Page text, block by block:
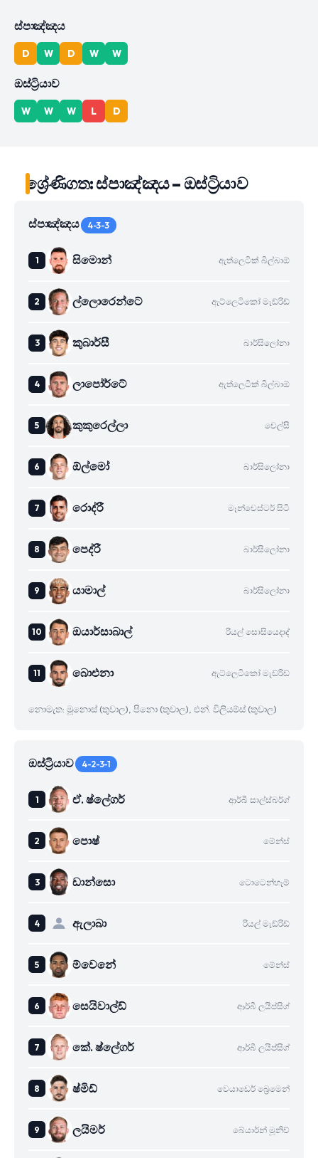
ස්පාඤ්ඤය
D W D W W
ඔස්ට්‍රියාව
W W W L D
ශ්‍රේණිගත: ස්පාඤ්ඤය – ඔස්ට්‍රියාව
ස්පාඤ්ඤය 4-3-3
සිමොන් ඇත්ලෙටික් බිල්බාඕ
ල්ලොරෙන්ටේ ඇට්ලෙටිකෝ මැඩ්රිඩ්
කුබාර්සී බාර්සිලෝනා
ලාපෝර්ටේ ඇත්ලෙටික් බිල්බාඕ
කුකුරෙල්ලා චෙල්සි
ඕල්මෝ බාර්සිලෝනා
රොද්රී මෑන්චෙස්ටර් සිටි
පෙද්රී බාර්සිලෝනා
යාමාල් බාර්සිලෝනා
ඔයාර්සාබාල් රියල් සොසියෙදාද්
බාෙඑනා ඇට්ලෙටිකෝ මැඩ්රිඩ්
නොමැත: මූනොස් (තුවාල), පිනො (තුවාල), එන්. විලියම්ස් (තුවාල)
ඔස්ට්‍රියාව 4-2-3-1
ඒ. ෂ්ලේගර් ආර්බී සාල්ස්බර්ග්
පොෂ් මේන්ස්
ඩාන්සො ටොටෙන්හෑම්
ඇලාබා රියල් මැඩ්රිඩ්
ම්වෙනේ මේන්ස්
සෙයිවාල්ඩ් ආර්බී ලයිප්සිග්
කේ. ෂ්ලේගර් ආර්බී ලයිප්සිග්
ෂ්මිඩ් වෙයාඩෙර් බ්‍රෙමෙන්
ලයිමර් බේයාර්න් මූනිච්